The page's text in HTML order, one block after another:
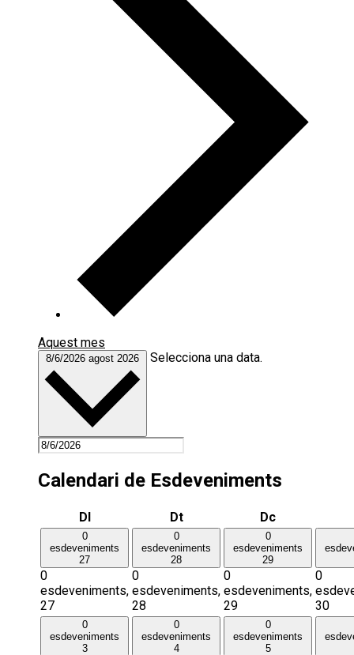
Aquest mes
8/6/2026 agost 2026 Selecciona una data.
Calendari de Esdeveniments
DlDilluns DtDimarts DcDimecres
0
esdeveniments
27
0
esdeveniments,
27
0
esdeveniments
28
0
esdeveniments,
28
0
esdeveniments
29
0
esdeveniments,
29
0
30
0
esdeveniments
3
0
esdeveniments
4
0
esdeveniments
5